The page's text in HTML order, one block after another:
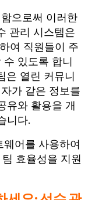
으로써 이러한
관리 시스템은
여 직원들이 주
있도록 합니
은 열린 커뮤니
가 같은 정보를
유와 활용을 개
니다.
어를 사용하여
효율성을 지원